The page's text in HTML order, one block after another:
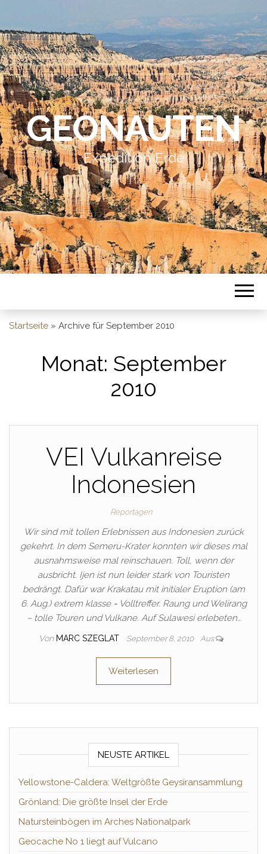
GEONAUTEN
Expedition Erde
Startseite » Archive für September 2010
Monat: September
2010
VEI Vulkanreise
Indonesien
Reportagen
Wir sind mit tollen Erlebnissen aus Indonesien zurück
gekehrt. In dem Semeru-Krater konnten wir dieses mal
ausnahmsweise mal reinschauen. Toll, wenn der
ausbricht. Ijen ist nun leider stark von Touristen
bedrängt. Dafür war Krakatau mit initialer Eruption (am
6. Aug.) extrem klasse = Volltreffer. Raung und Welirang
– tolle Touren und Vulkane. Auf Sulawesi erlebeten…
Von MARC SZEGLAT September 8, 2010 Aus
Weiterlesen
NEUSTE ARTIKEL
Yellowstone-Caldera: Weltgrößte Geysiransammlung
Grönland: Die größte Insel der Erde
Natursteinbögen im Arches Nationalpark
Geocache No 1 liegt auf Vulcano